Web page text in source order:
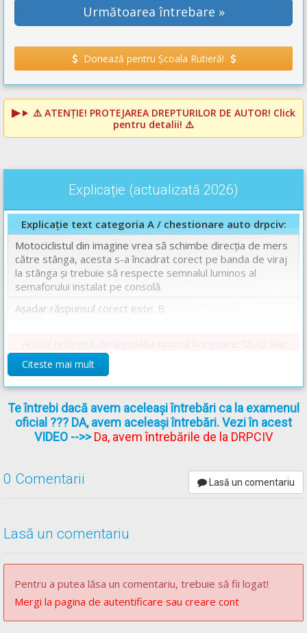
Următoarea întrebare »
Donează pentru Școala Rutieră!
⚠️ ATENȚIE! PROTEJAREA DREPTURILOR DE AUTOR! Click
pentru detalii! ⚠️
Explicație (actualizată 2026)
Explicație text categoria A / chestionare auto drpciv:
Motociclistul din imagine vrea să schimbe direcţia de mers
către stânga, acesta s-a încadrat corect pe banda de viraj
la stânga și trebuie să respecte semnalul luminos al
semaforului instalat pe consolă.
Așadar răspunsul corect este: B
Art. 49.– Pe lămpile de culoare roşie sau verde ale
semafoarelor pot fi aplicate săgeţi de culoare neagră care
indică direcţiile de deplasare corespunzătoare acestora. În
acest caz interdicţia sau permisiunea de trecere impusă de
semnalul luminos este limitată la direcţia sau direcţiile
indicate prin aceste săgeţi. Aceeaşi semnificaţie o au şi
partea inferioară, semafoarele. Săgeata pentru mersul
înainte are vârful în sus.
Citeste mai mult
Te întrebi dacă avem aceleași întrebări ca la examenul
oficial ??? DA, avem aceleași întrebări. Vezi în acest
VIDEO -->>Da, avem întrebările de la DRPCIV
0 Comentarii Lasă un comentariu
Lasă un comentariu
Pentru a putea lăsa un comentariu, trebuie să fii logat!
Mergi la pagina de autentificare sau creare cont